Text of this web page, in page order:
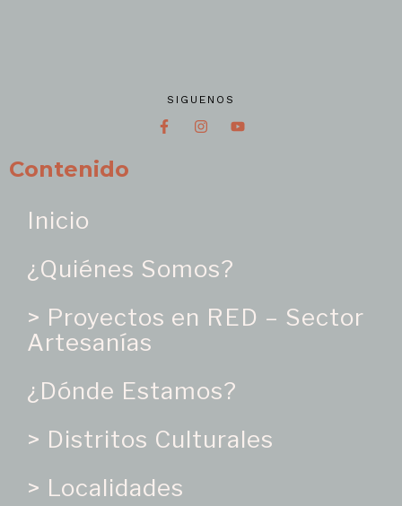
SIGUENOS
Contenido
Inicio
¿Quiénes Somos?
> Proyectos en RED – Sector
Artesanías
¿Dónde Estamos?
> Distritos Culturales
> Localidades